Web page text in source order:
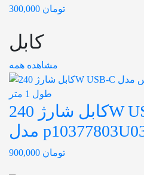
300,000 تومان
کابل
مشاهده همه
کابل شارژ 240W USB-C باسئوس
900,000 تومان